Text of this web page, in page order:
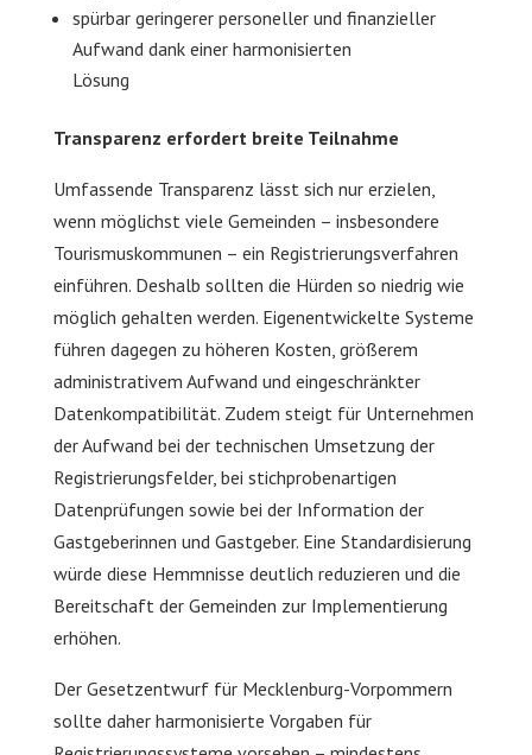
spürbar geringerer personeller und finanzieller
Aufwand dank einer harmonisierten
Lösung
Transparenz erfordert breite Teilnahme
Umfassende Transparenz lässt sich nur erzielen,
wenn möglichst viele Gemeinden – insbesondere
Tourismuskommunen – ein Registrierungsverfahren
einführen. Deshalb sollten die Hürden so niedrig wie
möglich gehalten werden. Eigenentwickelte Systeme
führen dagegen zu höheren Kosten, größerem
administrativem Aufwand und eingeschränkter
Datenkompatibilität. Zudem steigt für Unternehmen
der Aufwand bei der technischen Umsetzung der
Registrierungsfelder, bei stichprobenartigen
Datenprüfungen sowie bei der Information der
Gastgeberinnen und Gastgeber. Eine Standardisierung
würde diese Hemmnisse deutlich reduzieren und die
Bereitschaft der Gemeinden zur Implementierung
erhöhen.
Der Gesetzentwurf für Mecklenburg-Vorpommern
sollte daher harmonisierte Vorgaben für